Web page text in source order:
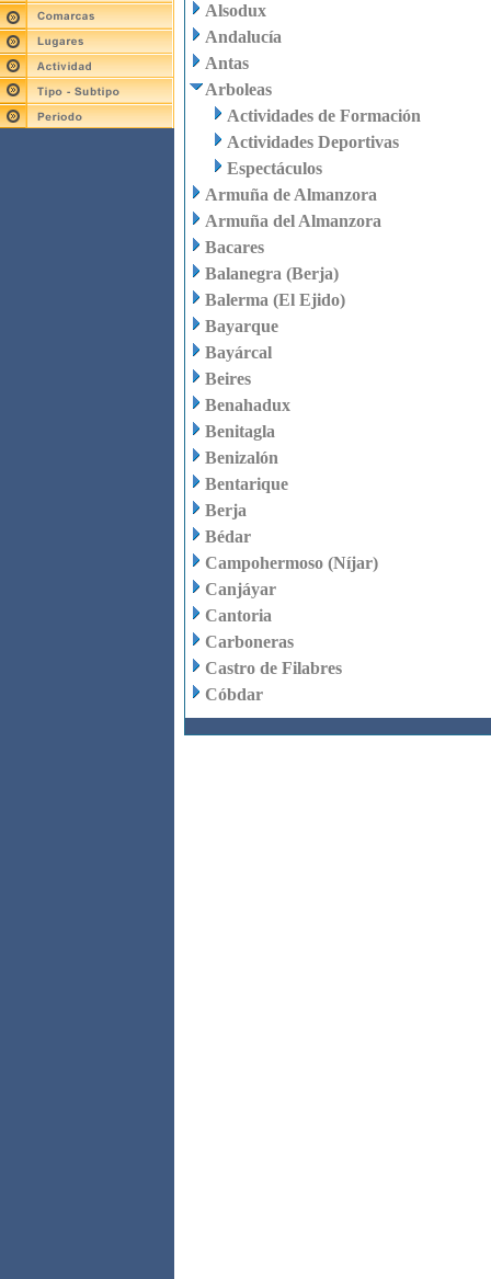
Alsodux
Andalucía
Antas
Arboleas
Actividades de Formación
Actividades Deportivas
Espectáculos
Armuña de Almanzora
Armuña del Almanzora
Bacares
Balanegra (Berja)
Balerma (El Ejido)
Bayarque
Bayárcal
Beires
Benahadux
Benitagla
Benizalón
Bentarique
Berja
Bédar
Campohermoso (Níjar)
Canjáyar
Cantoria
Carboneras
Castro de Filabres
Cóbdar